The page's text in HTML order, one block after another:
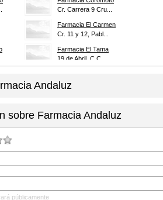
Cr. Carrera 9 Cru...
Farmacia El Carmen
Cr. 11 y 12, Pabl...
Farmacia El Tama
19 de Abril, C C ...
Cl. 10, Edificio ...
Andaluz
sobre Farmacia Andaluz
públicamente